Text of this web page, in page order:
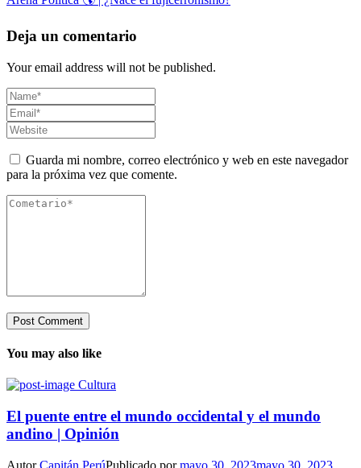
Deja un comentario
Your email address will not be published.
Guarda mi nombre, correo electrónico y web en este navegador
para la próxima vez que comente.
You may also like
Cultura
El puente entre el mundo occidental y el mundo
andino | Opinión
AutorCapitán PerúPublicado pormayo 30, 2023mayo 30, 2023